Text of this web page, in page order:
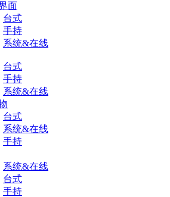
面
台式
手持
系统&在线
台式
手持
系统&在线
台式
系统&在线
手持
系统&在线
台式
手持